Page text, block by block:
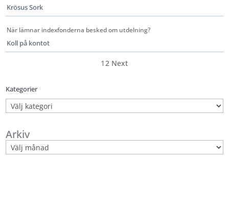
Krösus Sork
När lämnar indexfonderna besked om utdelning?
Koll på kontot
1 2 Next
Kategorier
Kategorier
Arkiv